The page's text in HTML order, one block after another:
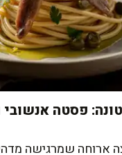
פסטה אנשובי
ארוחה שמרגישה